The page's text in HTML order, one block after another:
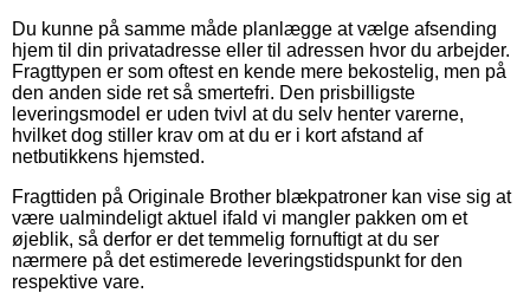
Du kunne på samme måde planlægge at vælge afsending
hjem til din privatadresse eller til adressen hvor du arbejder.
Fragttypen er som oftest en kende mere bekostelig, men på
den anden side ret så smertefri. Den prisbilligste
leveringsmodel er uden tvivl at du selv henter varerne,
hvilket dog stiller krav om at du er i kort afstand af
netbutikkens hjemsted.
Fragttiden på Originale Brother blækpatroner kan vise sig at
være ualmindeligt aktuel ifald vi mangler pakken om et
øjeblik, så derfor er det temmelig fornuftigt at du ser
nærmere på det estimerede leveringstidspunkt for den
respektive vare.